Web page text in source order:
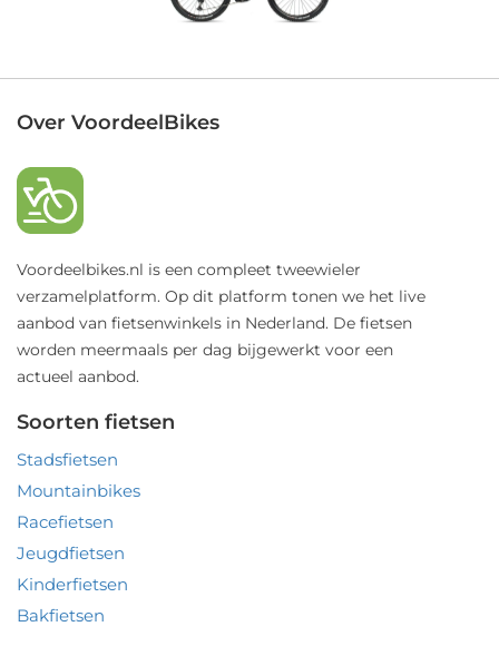
Over VoordeelBikes
Voordeelbikes.nl is een compleet tweewieler
verzamelplatform. Op dit platform tonen we het live
aanbod van fietsenwinkels in Nederland. De fietsen
worden meermaals per dag bijgewerkt voor een
actueel aanbod.
Soorten fietsen
Stadsfietsen
Mountainbikes
Racefietsen
Jeugdfietsen
Kinderfietsen
Bakfietsen